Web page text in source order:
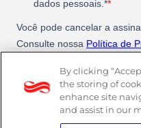
By clicking
the storing of
enhance site
and assist in our